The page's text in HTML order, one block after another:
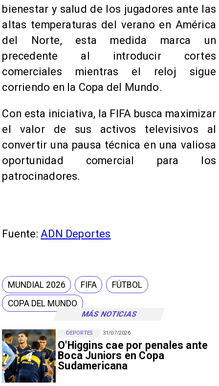
MÁS NOTICIAS
31/07/2026
O'Higgins cae por penales ante
Boca Juniors en Copa
Sudamericana
DEPORTES
bienestar y salud de los jugadores ante las
altas temperaturas del verano en América
del Norte, esta medida marca un
precedente al introducir cortes
comerciales mientras el reloj sigue
corriendo en la Copa del Mundo.
Con esta iniciativa, la FIFA busca maximizar
el valor de sus activos televisivos al
convertir una pausa técnica en una valiosa
oportunidad comercial para los
patrocinadores.
Fuente: ADN Deportes
MUNDIAL 2026 FIFA
FÚTBOL
COPA DEL MUNDO